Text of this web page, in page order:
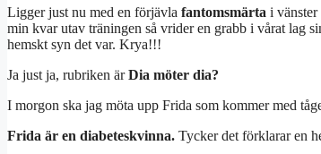
Ligger just nu med en förjävla fantomsmärta i vänster
min kvar utav träningen så vrider en grabb i vårat lag
hemskt syn det var. Krya!!!
Ja just ja, rubriken ärDia möter dia?
I morgon ska jag möta upp Frida som kommer med
Frida är en diabeteskvinna. Tycker det förklarar en